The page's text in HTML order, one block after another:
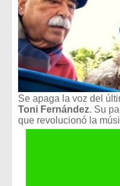
Se apaga la voz del
Toni Fernández. Su
que revolucionó la